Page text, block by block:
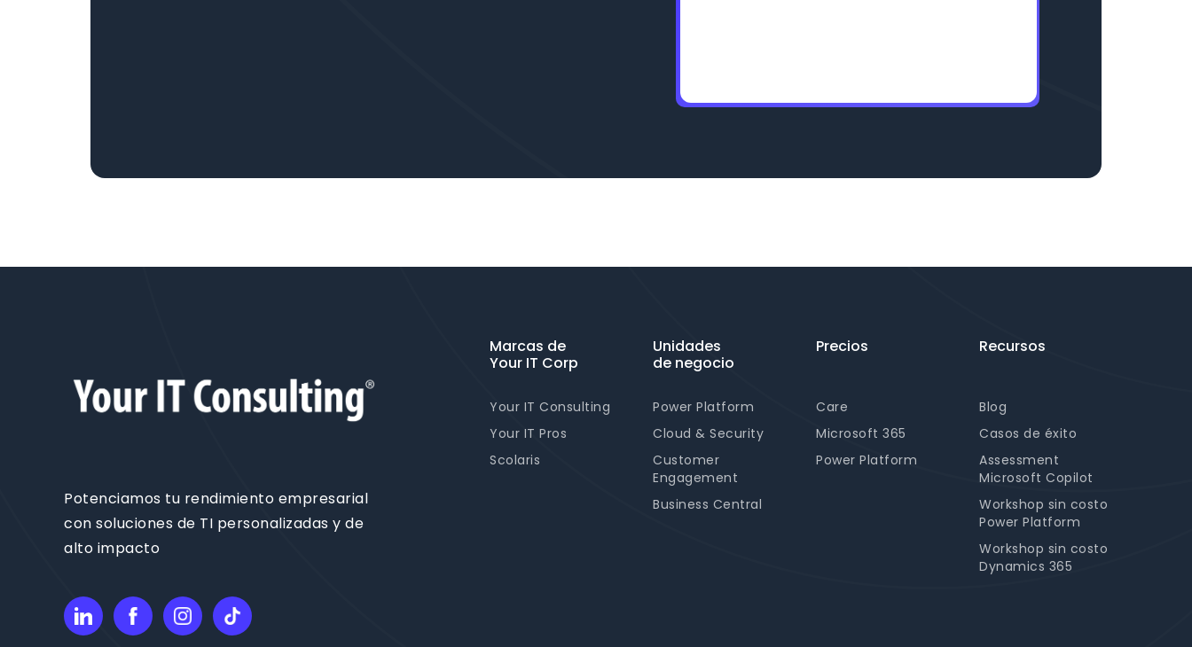
Potenciamos tu rendimiento empresarial
con soluciones de TI personalizadas y de
alto impacto
Marcas de
Your IT Corp
Your IT Consulting
Your IT Pros
Scolaris
Unidades
de negocio
Power Platform
Cloud & Security
Customer
Engagement
Business Central
Precios
Care
Microsoft 365
Power Platform
Recursos
Blog
Casos de éxito
Assessment
Microsoft Copilot
Workshop sin costo
Power Platform
Workshop sin costo
Dynamics 365